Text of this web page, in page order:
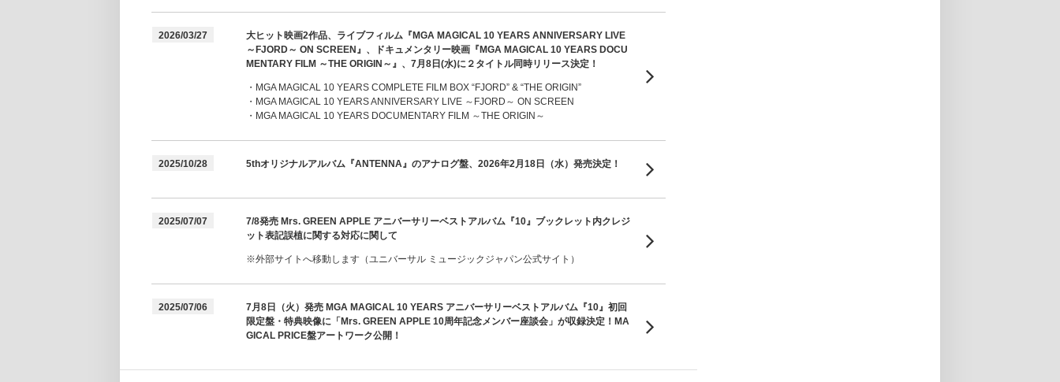
2026/03/27
大ヒット映画2作品、ライブフィルム『MGA MAGICAL 10 YEARS ANNIVERSARY LIVE
～FJORD～ ON SCREEN』、ドキュメンタリー映画『MGA MAGICAL 10 YEARS DOCU
MENTARY FILM ～THE ORIGIN～』、7月8日(水)に２タイトル同時リリース決定！
・MGA MAGICAL 10 YEARS COMPLETE FILM BOX “FJORD” & “THE ORIGIN”
・MGA MAGICAL 10 YEARS ANNIVERSARY LIVE ～FJORD～ ON SCREEN
・MGA MAGICAL 10 YEARS DOCUMENTARY FILM ～THE ORIGIN～
2025/10/28 5thオリジナルアルバム『ANTENNA』のアナログ盤、2026年2月18日（水）発売決定！
2025/07/07
7/8発売 Mrs. GREEN APPLE アニバーサリーベストアルバム『10』ブックレット内クレジ
ット表記誤植に関する対応に関して
※外部サイトへ移動します（ユニバーサル ミュージックジャパン公式サイト）
2025/07/06
7月8日（火）発売 MGA MAGICAL 10 YEARS アニバーサリーベストアルバム『10』初回
限定盤・特典映像に「Mrs. GREEN APPLE 10周年記念メンバー座談会」が収録決定！MA
GICAL PRICE盤アートワーク公開！